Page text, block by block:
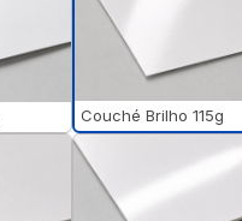
Couché Brilho 115g